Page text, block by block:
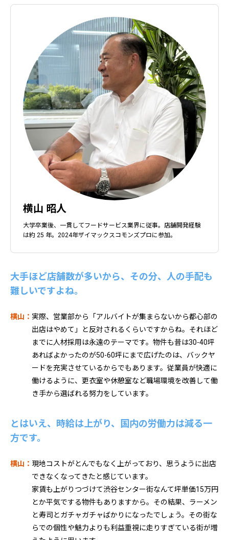
横山 昭人
大学卒業後、一貫してフードサービス業界に従事。店舗開発経験
は約 25 年。2024年ザイマックスコモンズプロに参加。
大手ほど店舗数が多いから、その分、人の手配も
難しいですよね。
横山： 実際、営業部から「アルバイトが集まらないから都心部の
出店はやめて」と反対されるくらいですからね。それほど
までに人材採用は永遠のテーマです。物件も昔は30-40坪
あればよかったのが50-60坪にまで広げたのは、バックヤ
ードを充実させているからでもあります。従業員が快適に
働けるように、更衣室や休憩室など職場環境を改善して働
き手から選ばれる努力をしています。
とはいえ、時給は上がり、国内の労働力は減る一
方です。
横山： 現地コストがとんでもなく上がっており、思うように出店
できなくなってきたと感じています。
家賃も上がりつづけて渋谷センター街なんて坪単価15万円
とか平気でする物件もありますから。その結果、ラーメン
と寿司とガチャガチャばかりになったでしょう。その街な
らでの個性や魅力よりも利益重視に走りすぎている街が増